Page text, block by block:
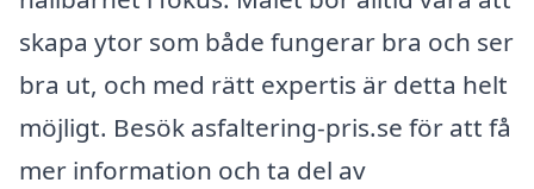
skapa ytor som både fungerar bra och ser
bra ut, och med rätt expertis är detta helt
möjligt. Besök asfaltering-pris.se för att få
mer information och ta del av